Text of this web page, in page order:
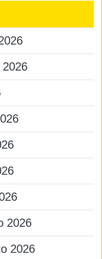
2026
2026